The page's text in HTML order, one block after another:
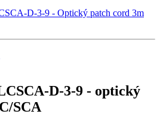
D-3-9 - optický
SCA